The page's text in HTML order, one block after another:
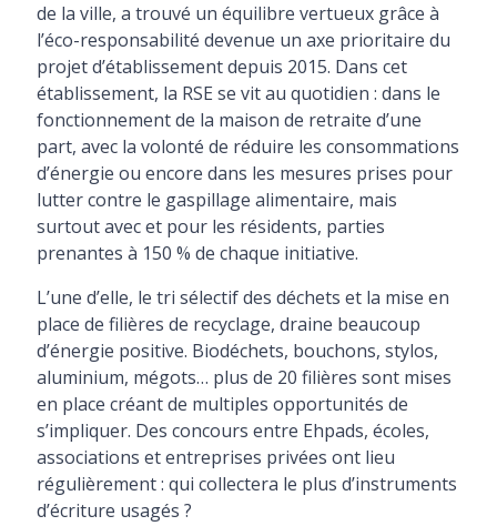
de la ville, a trouvé un équilibre vertueux grâce à
l’éco-responsabilité devenue un axe prioritaire du
projet d’établissement depuis 2015. Dans cet
établissement, la RSE se vit au quotidien : dans le
fonctionnement de la maison de retraite d’une
part, avec la volonté de réduire les consommations
d’énergie ou encore dans les mesures prises pour
lutter contre le gaspillage alimentaire, mais
surtout avec et pour les résidents, parties
prenantes à 150 % de chaque initiative.
L’une d’elle, le tri sélectif des déchets et la mise en
place de filières de recyclage, draine beaucoup
d’énergie positive. Biodéchets, bouchons, stylos,
aluminium, mégots… plus de 20 filières sont mises
en place créant de multiples opportunités de
s’impliquer. Des concours entre Ehpads, écoles,
associations et entreprises privées ont lieu
régulièrement : qui collectera le plus d’instruments
d’écriture usagés ?